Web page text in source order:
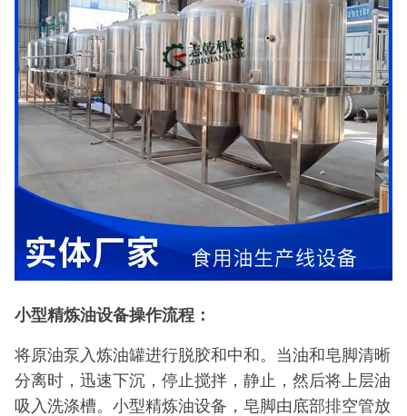
小型精炼油设备操作流程：
将原油泵入炼油罐进行脱胶和中和。当油和皂脚清晰
分离时，迅速下沉，停止搅拌，静止，然后将上层油
吸入洗涤槽。小型精炼油设备，皂脚由底部排空管放